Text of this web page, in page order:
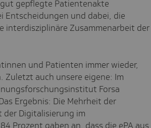
gepflegte Patientenakte
und dabei, die
interdisziplinäre Zusammenarbeit der
und Patienten immer wieder,
Zuletzt auch unsere eigene: Im
Forsa
Ergebnis: Die Mehrheit der
Digitalisierung im
Prozent gaben an, dass die ePA aus